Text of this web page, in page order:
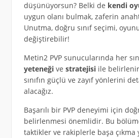
düşünüyorsun? Belki de kendi
uygun olanı bulmak, zaferin
Unutma, doğru sınıf seçimi,
değiştirebilir!
Metin2 PVP sunucularında her
yeteneğive stratejisiile
sınıfın güçlü ve zayıf yönlerini
alacağız.
Başarılı bir PVP deneyimi için
belirlenmesi önemlidir. Bu
taktikler ve rakiplerle başa çıkma